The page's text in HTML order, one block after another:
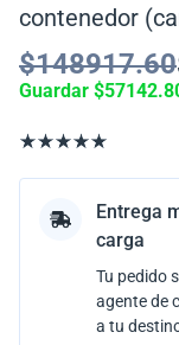
contenedor
$148917.60
Guardar $
Entrega
carga
Tu pedido
agente de
a tu